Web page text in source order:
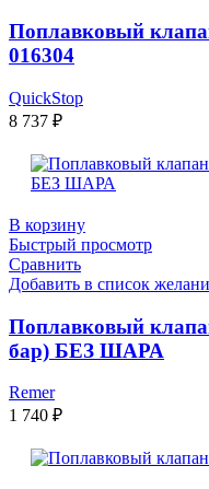
Поплавковый
016304
QuickStop
8 737 ₽
В корзину
Быстрый просмотр
Сравнить
Добавить в список
Поплавковый
бар) БЕЗ ШАРА
Remer
1 740 ₽